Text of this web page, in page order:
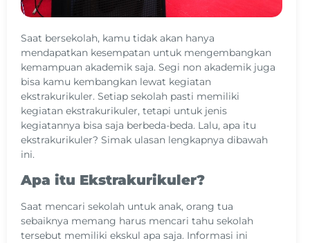
Saat bersekolah, kamu tidak akan hanya
mendapatkan kesempatan untuk mengembangkan
kemampuan akademik saja. Segi non akademik juga
bisa kamu kembangkan lewat kegiatan
ekstrakurikuler. Setiap sekolah pasti memiliki
kegiatan ekstrakurikuler, tetapi untuk jenis
kegiatannya bisa saja berbeda-beda. Lalu, apa itu
ekstrakurikuler? Simak ulasan lengkapnya dibawah
ini.
Apa itu Ekstrakurikuler?
Saat mencari sekolah untuk anak, orang tua
sebaiknya memang harus mencari tahu sekolah
tersebut memiliki ekskul apa saja. Informasi ini